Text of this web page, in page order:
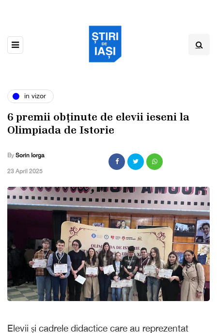
in vizor
6 premii obținute de elevii ieseni la
Olimpiada de Istorie
By Sorin Iorga
,23 April 2025
Elevii și cadrele didactice care au reprezentat